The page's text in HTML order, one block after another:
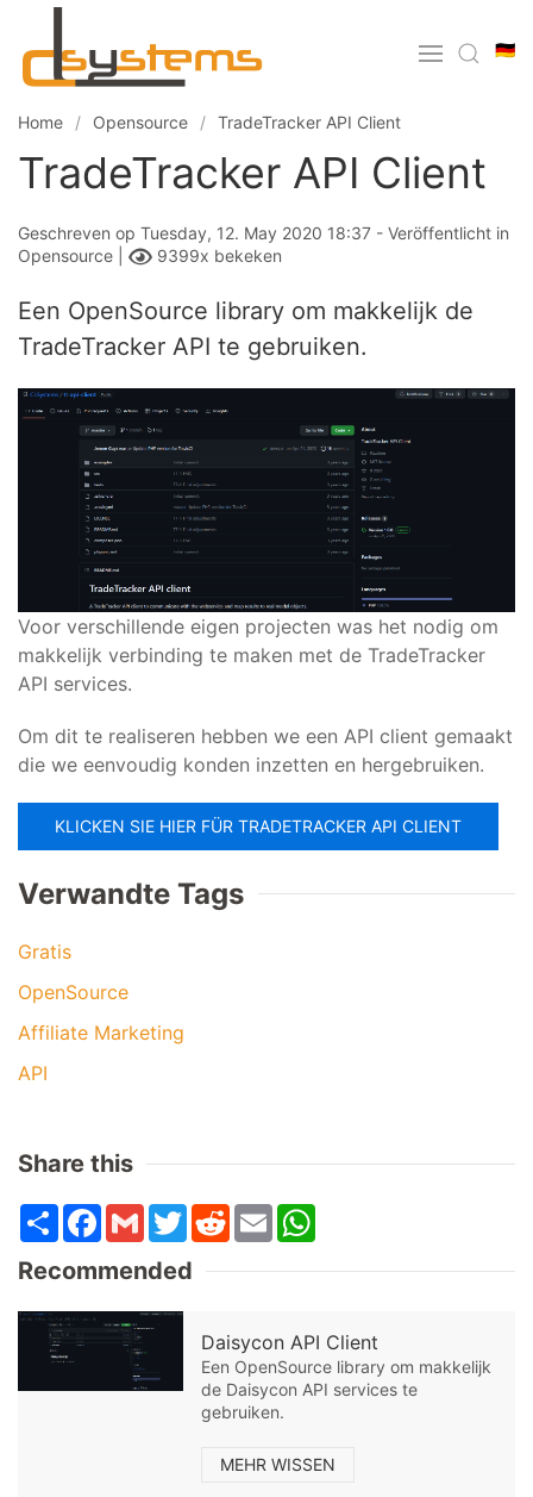
🇩🇪
Home Opensource TradeTracker API Client
TradeTracker API Client
Geschreven op Tuesday, 12. May 2020 18:37 - Veröffentlicht in
Opensource
9399x bekeken
Een OpenSource library om makkelijk de
TradeTracker API te gebruiken.
Voor verschillende eigen projecten was het nodig om
makkelijk verbinding te maken met de TradeTracker
API services.
Om dit te realiseren hebben we een API client gemaakt
die we eenvoudig konden inzetten en hergebruiken.
KLICKEN SIE HIER FÜR TRADETRACKER API CLIENT
Verwandte Tags
Gratis
OpenSource
Affiliate Marketing
API
Share this
ShareFacebook
GmailTwitterRedditEmail
Recommended
Daisycon API Client
Een OpenSource library om makkelijk
de Daisycon API services te
gebruiken.
MEHR WISSEN